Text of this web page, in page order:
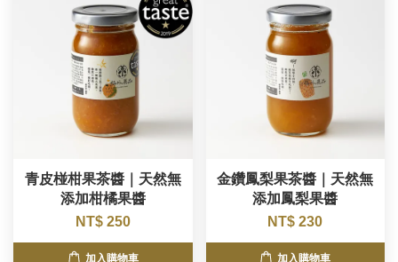
青皮椪柑果茶醬｜天然無
添加柑橘果醬
NT$ 250
加入購物車
金鑽鳳梨果茶醬｜天然無
添加鳳梨果醬
NT$ 230
加入購物車